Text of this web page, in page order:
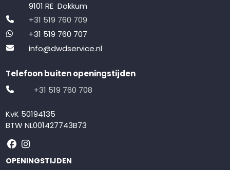
9101 RE Dokkum
+31 519 760 709
+31 519 760 707
info@dwdservice.nl
Telefoon buiten openingstijden
+31 519 760 708
KvK 50194135
BTW NL001427743B73
Volg ons op Facebook
Volg ons op Instagram
OPENINGSTIJDEN